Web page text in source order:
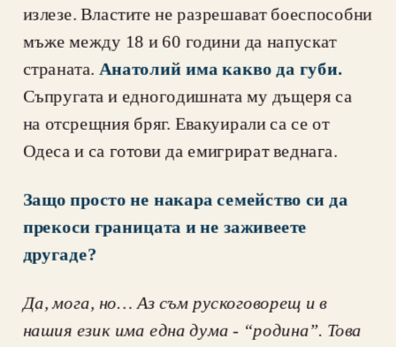
излезе. Властите не разрешават боеспособни
мъже между 18 и 60 години да напускат
страната. Анатолий има какво да губи.
Съпругата и едногодишната му дъщеря са
на отсрещния бряг. Евакуирали са се от
Одеса и са готови да емигрират веднага.
Защо просто не накара семейство си да
прекоси границата и не заживеете
другаде?
Да, мога, но… Аз съм рускоговорещ и в
нашия език има една дума - “родина”. Това